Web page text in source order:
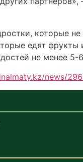
которые
едят
не менее
news/